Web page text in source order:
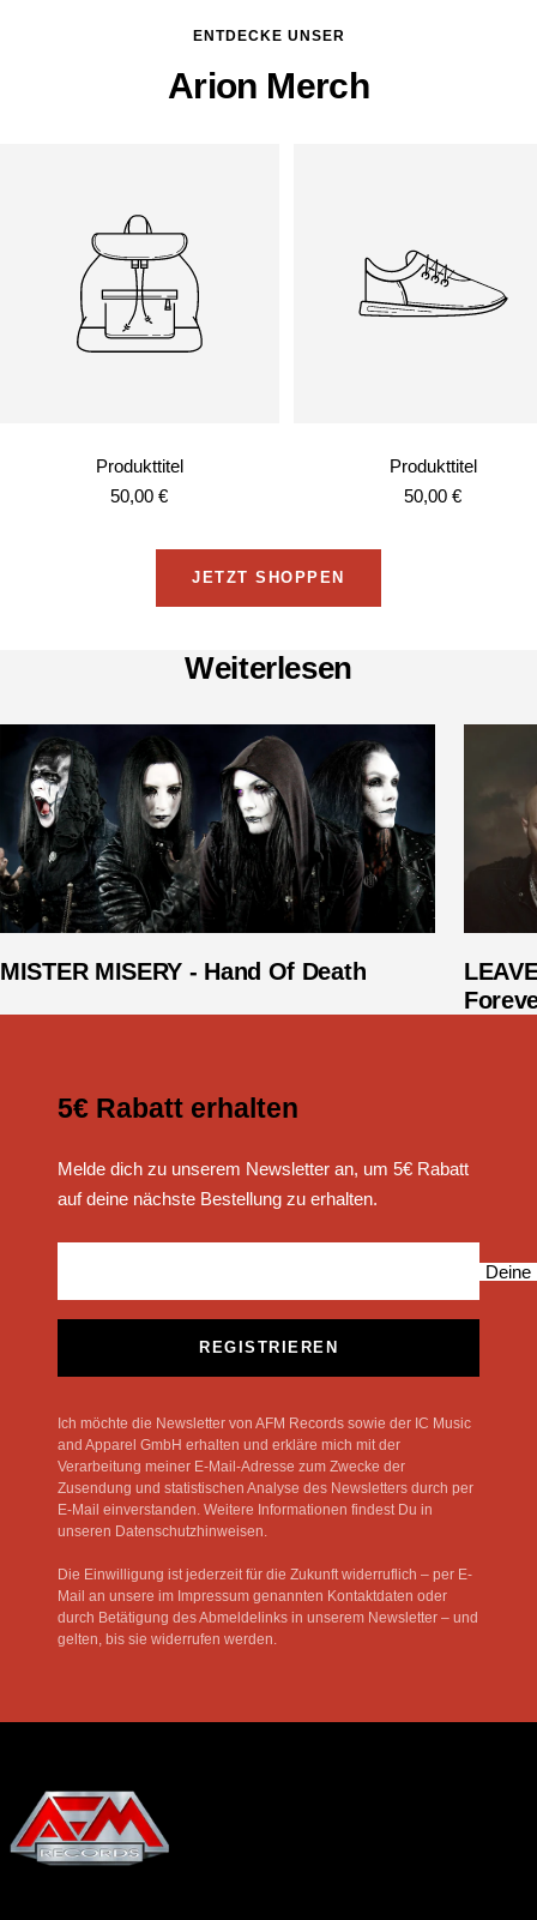
ENTDECKE UNSER
Arion Merch
Produkttitel
Angebotspreis
50,00 €
Produkttitel
Angebotspreis
50,00 €
JETZT SHOPPEN
Weiterlesen
MISTER MISERY - Hand Of Death
5€ Rabatt erhalten
Melde dich zu unserem Newsletter an, um 5€ Rabatt
auf deine nächste Bestellung zu erhalten.
Deine
REGISTRIEREN
Ich möchte die Newsletter von AFM Records sowie der IC Music
and Apparel GmbH erhalten und erkläre mich mit der
Verarbeitung meiner E-Mail-Adresse zum Zwecke der
Zusendung und statistischen Analyse des Newsletters durch per
E-Mail einverstanden. Weitere Informationen findest Du in
unseren Datenschutzhinweisen.
Die Einwilligung ist jederzeit für die Zukunft widerruflich – per E-
Mail an unsere im Impressum genannten Kontaktdaten oder
durch Betätigung des Abmeldelinks in unserem Newsletter – und
gelten, bis sie widerrufen werden.